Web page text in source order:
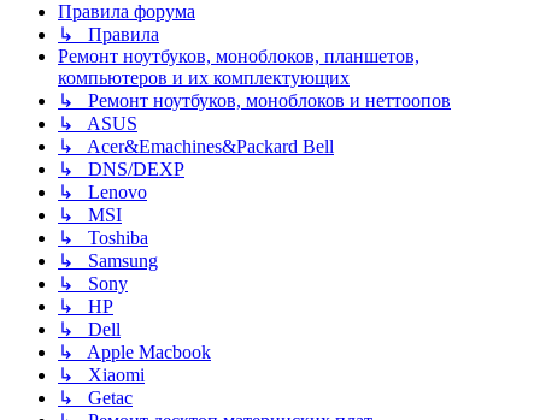
Правила форума
↳ Правила
Ремонт ноутбуков, моноблоков, планшетов,
компьютеров и их комплектующих
↳ Ремонт ноутбуков, моноблоков и неттоопов
↳ ASUS
↳ Acer&Emachines&Packard Bell
↳ DNS/DEXP
↳ Lenovo
↳ MSI
↳ Toshiba
↳ Samsung
↳ Sony
↳ HP
↳ Dell
↳ Apple Macbook
↳ Xiaomi
↳ Getac